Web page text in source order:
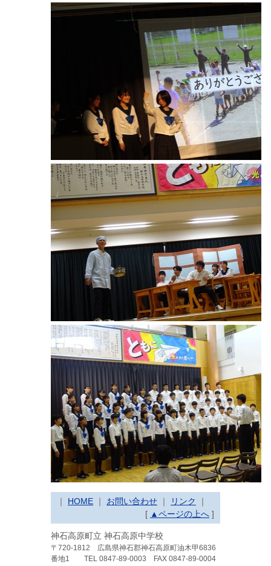
｜ HOME ｜ お問い合わせ ｜ リンク
｜
[ ▲ページの上へ ]
神石高原町立 神石高原中学校
〒720-1812 広島県神石郡神石高原町油木甲6836
番地1
TEL 0847-89-0003 FAX 0847-89-0004